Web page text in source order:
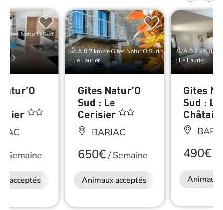
Gites Natur’O Sud
Semaine
acceptés Restauration
À 0.2 km de Gites Natur’O Sud
: Le Laurier
Gites Natur’O
Sud : Le
Cerisier
BARJAC
650€/Semaine
Animaux acceptés Restauration
À 0.2 km de
: Le Laurier
Gites
Sud : Le
490€/
Animaux